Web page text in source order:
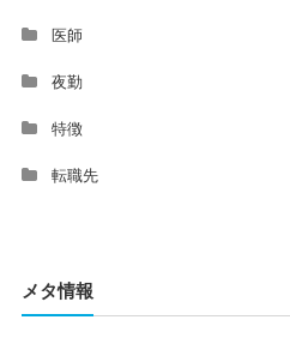
医師
夜勤
特徴
転職先
メタ情報